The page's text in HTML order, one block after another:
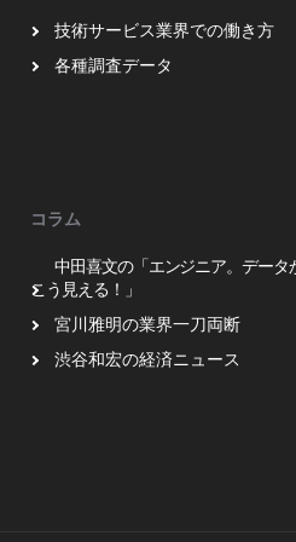
技術サービス業界での働き方
各種調査データ
コラム
中田喜文の「エンジニア。データ
こう見える！」
宮川雅明の業界一刀両断
渋谷和宏の経済ニュース